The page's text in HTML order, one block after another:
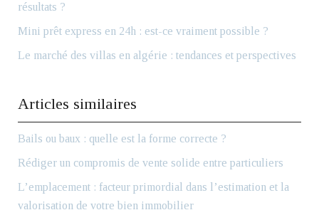
résultats ?
Mini prêt express en 24h : est-ce vraiment possible ?
Le marché des villas en algérie : tendances et perspectives
Articles similaires
Bails ou baux : quelle est la forme correcte ?
Rédiger un compromis de vente solide entre particuliers
L’emplacement : facteur primordial dans l’estimation et la
valorisation de votre bien immobilier